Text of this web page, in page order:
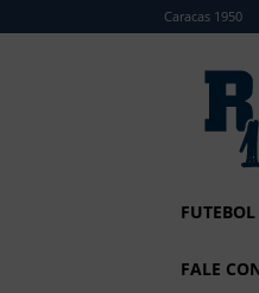
Caracas 1950
FALE